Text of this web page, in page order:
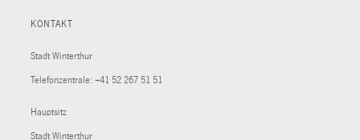
KONTAKT
Stadt Winterthur
Telefonzentrale: +41 52 267 51 51
Hauptsitz
Stadt Winterthur